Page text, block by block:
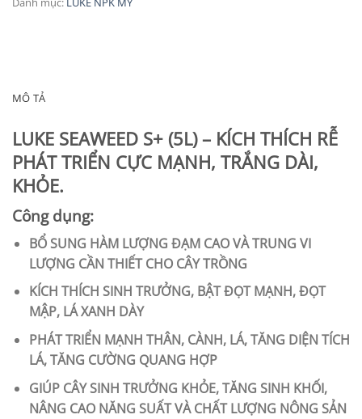
MÔ TẢ
LUKE SEAWEED S+ (5L) – KÍCH THÍCH RỄ
PHÁT TRIỂN CỰC MẠNH, TRẮNG DÀI,
KHỎE.
Công dụng:
BỔ SUNG HÀM LƯỢNG ĐẠM CAO VÀ TRUNG VI
LƯỢNG CẦN THIẾT CHO CÂY TRỒNG
KÍCH THÍCH SINH TRƯỞNG, BẬT ĐỌT MẠNH, ĐỌT
MẬP, LÁ XANH DÀY
PHÁT TRIỂN MẠNH THÂN, CÀNH, LÁ, TĂNG DIỆN TÍCH
LÁ, TĂNG CƯỜNG QUANG HỢP
GIÚP CÂY SINH TRƯỞNG KHỎE, TĂNG SINH KHỐI,
NÂNG CAO NĂNG SUẤT VÀ CHẤT LƯỢNG NÔNG SẢN